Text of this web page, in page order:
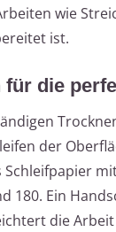
wie
ist.
die
der
Schleifpapier
180. Ein
die